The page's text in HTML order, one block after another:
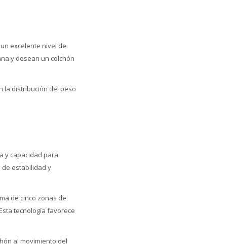
excelente nivel de
y desean un colchón
la distribución del peso
y capacidad para
estabilidad y
de cinco zonas de
tecnología favorece
al movimiento del